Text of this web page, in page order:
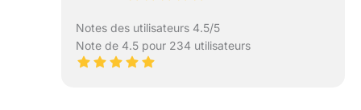
Notes des utilisateurs 4.5/5
Note de 4.5 pour 234 utilisateurs